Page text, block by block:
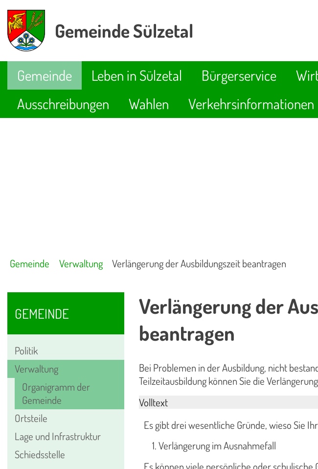
Gemeinde Sülzetal
Gemeinde Leben in Sülzetal Bürgerservice
Ausschreibungen
Wahlen Verkehrsinformationen
Gemeinde Verwaltung Verlängerung der Ausbildungszeit beantragen
GEMEINDE
Politik
Verwaltung
Organigramm der
Gemeinde
Ortsteile
Lage und Infrastruktur
Schiedsstelle
Verlängerung der
beantragen
Bei Problemen in der Ausbildung, nicht
Teilzeitausbildung können Sie die
Volltext
Es gibt drei wesentliche Gründe, wieso Sie
Verlängerung im Ausnahmefall
Es können viele persönliche oder